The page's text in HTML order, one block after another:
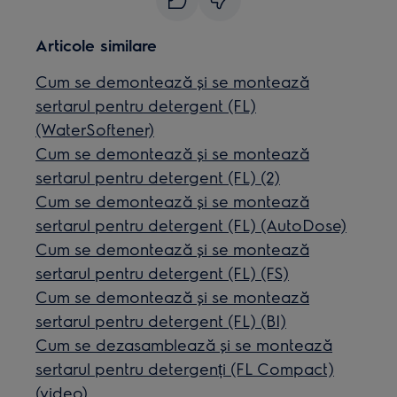
Articole similare
Cum se demontează și se montează
sertarul pentru detergent (FL)
(WaterSoftener)
Cum se demontează și se montează
sertarul pentru detergent (FL) (2)
Cum se demontează și se montează
sertarul pentru detergent (FL) (AutoDose)
Cum se demontează și se montează
sertarul pentru detergent (FL) (FS)
Cum se demontează și se montează
sertarul pentru detergent (FL) (BI)
Cum se dezasamblează și se montează
sertarul pentru detergenți (FL Compact)
(video)